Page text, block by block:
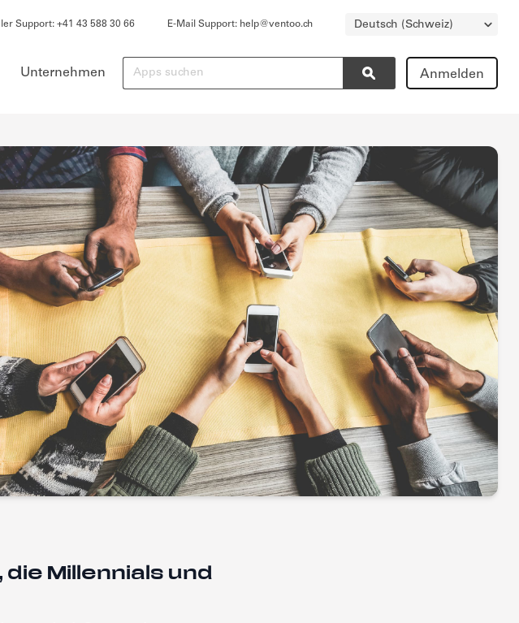
Support: +41 43 588 30 66 E-Mail Support: help@ventoo.ch
Choose
Deutsch (Schweiz)
Unternehmen
Suchen
Anmelden
Millennials und